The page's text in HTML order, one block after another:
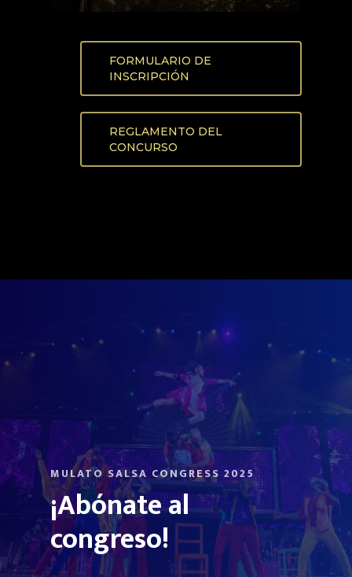
FORMULARIO DE
INSCRIPCIÓN
REGLAMENTO DEL
CONCURSO
MULATO SALSA CONGRESS 2025
¡Abónate al
congreso!
Preguntas
El Mulato Cabaret / Cra
CONTACTO DE PRENSA:
(57) 318 2886379